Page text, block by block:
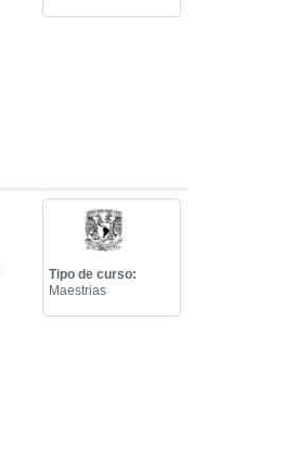
Tipo de curso:
Maestrias